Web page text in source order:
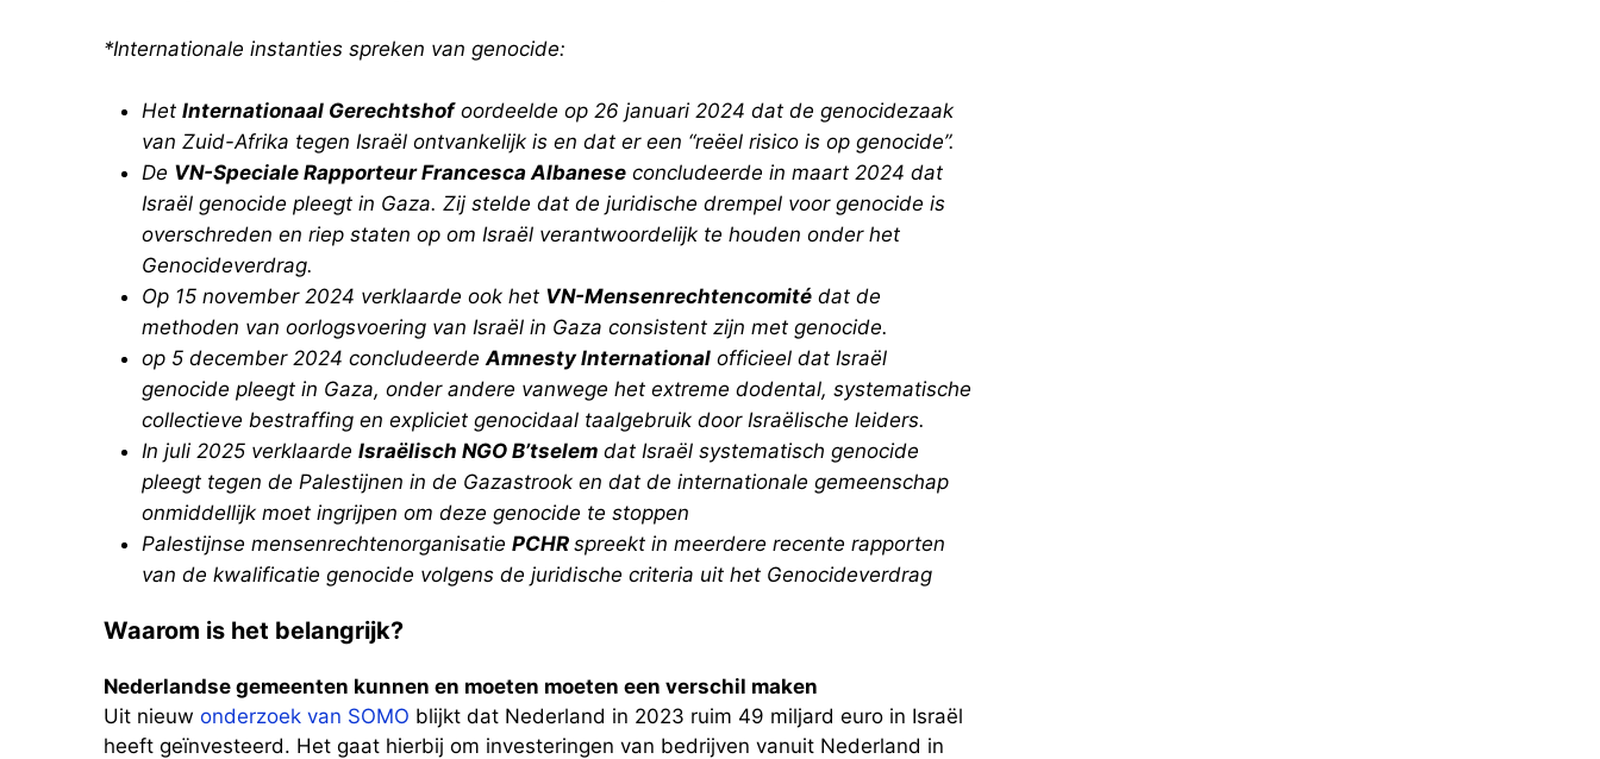
*Internationale instanties spreken van genocide:
Het Internationaal Gerechtshofoordeelde op 26 januari 2024 dat de genocidezaak
van Zuid-Afrika tegen Israël ontvankelijk is en dat er een “reëel risico is op genocide”.
De VN-Speciale Rapporteur Francesca Albanese concludeerde in maart 2024 dat
Israël genocide pleegt in Gaza. Zij stelde dat de juridische drempel voor genocide is
overschreden en riep staten op om Israël verantwoordelijk te houden onder het
Genocideverdrag.
Op 15 november 2024 verklaarde ook het VN-Mensenrechtencomité dat de
methoden van oorlogsvoering van Israël in Gaza consistent zijn met genocide.
op 5 december 2024 concludeerdeAmnesty International officieel dat Israël
genocide pleegt in Gaza, onder andere vanwege het extreme dodental, systematische
collectieve bestraffing en expliciet genocidaal taalgebruik door Israëlische leiders.
In juli 2025 verklaarde Israëlisch NGO B’tselem dat Israël systematisch genocide
pleegt tegen de Palestijnen in de Gazastrook en dat de internationale gemeenschap
onmiddellijk moet ingrijpen om deze genocide te stoppen
Palestijnse mensenrechtenorganisatie PCHR spreekt in meerdere recente rapporten
van de kwalificatie genocide volgens de juridische criteria uit het Genocideverdrag
Waarom is het belangrijk?
Nederlandse gemeenten kunnen en moeten moeten een verschil maken
Uit nieuw onderzoek van SOMO blijkt dat Nederland in 2023 ruim 49 miljard euro in Israël
heeft geïnvesteerd. Het gaat hierbij om investeringen van bedrijven vanuit Nederland in